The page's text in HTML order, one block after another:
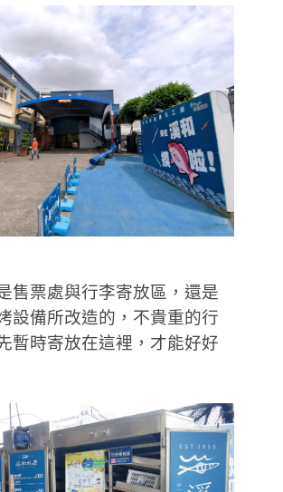
售票處與行李寄放區，還是
設備所改造的，不貴重的行
暫時寄放在這裡，才能好好